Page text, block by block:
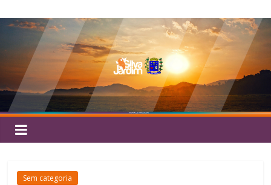
para
conteúdo
Silva
Jardim
Sem categoria